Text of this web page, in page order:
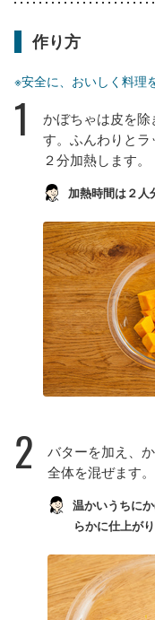
作り方
※安全に、おいしく料理
1
かぼちゃは皮を
す。ふんわりと
２分加熱します。
加熱時間は２人
2
バターを加え、
全体を混ぜます。
温かいうちに
らかに仕上がり